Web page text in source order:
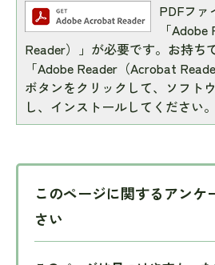
PDFファ
「
Reader）」が必要です。お持ち
「Adobe Reader（Acrobat
ボタンをクリックして、ソフト
し、インストールしてください。
このページに関するアンケ
さい